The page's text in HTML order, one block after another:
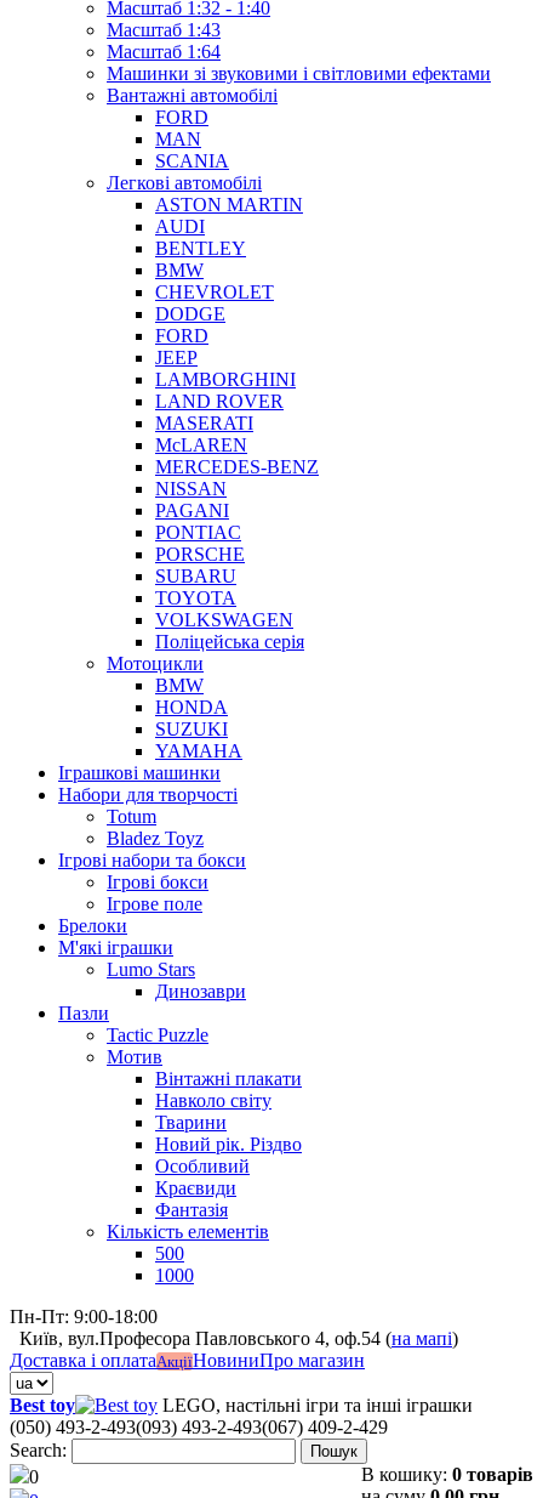
Масштаб 1:32 - 1:40
Масштаб 1:43
Масштаб 1:64
Машинки зі звуковими і світловими ефектами
Вантажні автомобілі
FORD
MAN
SCANIA
Легкові автомобілі
ASTON MARTIN
AUDI
BENTLEY
BMW
CHEVROLET
DODGE
FORD
JEEP
LAMBORGHINI
LAND ROVER
MASERATI
McLAREN
MERCEDES-BENZ
NISSAN
PAGANI
PONTIAC
PORSCHE
SUBARU
TOYOTA
VOLKSWAGEN
Поліцейська серія
Мотоцикли
BMW
HONDA
SUZUKI
YAMAHA
Іграшкові машинки
Набори для творчості
Totum
Bladez Toyz
Ігрові набори та бокси
Ігрові бокси
Ігрове поле
Брелоки
М'які іграшки
Lumo Stars
Динозаври
Пазли
Tactic Puzzle
Мотив
Вінтажні плакати
Навколо світу
Тварини
Новий рік. Різдво
Особливий
Краєвиди
Фантазія
Кількість елементів
500
1000
Пн-Пт: 9:00-18:00
Київ, вул.Професора Павловського 4, оф.54 (на мапі)
Доставка і оплатаАкціїНовиниПро магазин
Best toy
LEGO, настільні ігри та інші іграшки
(050) 493-2-493(093) 493-2-493(067) 409-2-429
Search:
Пошук
0 В кошику: 0 товарів